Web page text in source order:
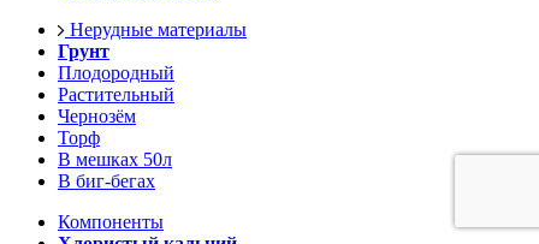
Нерудные материалы
Грунт
Плодородный
Растительный
Чернозём
Торф
В мешках 50л
В биг-бегах
Компоненты